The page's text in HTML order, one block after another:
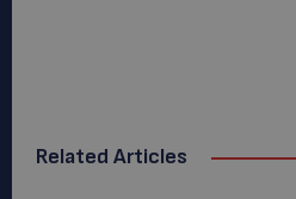
Related Articles